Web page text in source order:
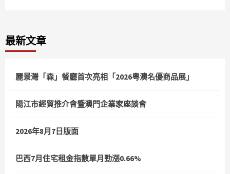
最新文章
麗景灣「森」餐廳首次亮相「2026粵澳名優商品展」
陽江市經貿推介會暨澳門企業家座談會
2026年8月7日版面
巴西7月住宅租金指數單月勁漲0.66%